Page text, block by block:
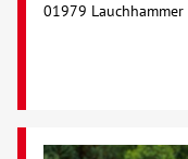
01979 Lauchhammer